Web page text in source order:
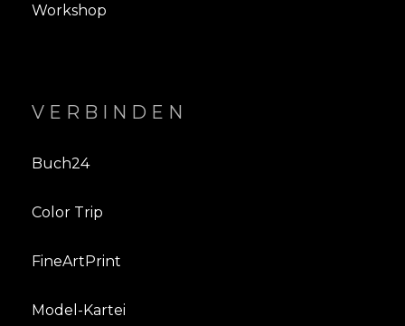
Workshop
VERBINDEN
Buch24
Color Trip
FineArtPrint
Model-Kartei